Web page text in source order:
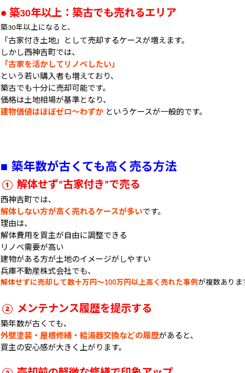
● 築30年以上：築古でも売れるエリア
築30年以上になると、
「古家付き土地」として売却するケースが増えます。
しかし西神吉町では、
「古家を活かしてリノベしたい」
という若い購入者も増えており、
築古でも十分に売却可能です。
価格は土地相場が基準となり、
建物価値はほぼゼロ〜わずか というケースが一般的です。
■ 築年数が古くても高く売る方法
① 解体せず“古家付き”で売る
西神吉町では、
解体しない方が高く売れるケースが多いです。
理由は、
解体費用を買主が自由に調整できる
リノベ需要が高い
建物がある方が土地のイメージがしやすい
兵庫不動産株式会社でも、
解体せずに売却して数十万円〜100万円以上高く売れた事例が複数ありま
② メンテナンス履歴を提示する
築年数が古くても、
外壁塗装・屋根修繕・給湯器交換などの履歴があると、
買主の安心感が大きく上がります。